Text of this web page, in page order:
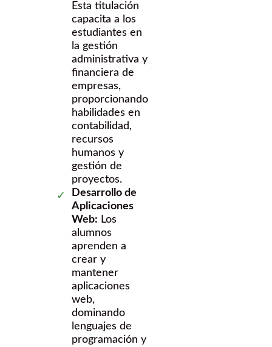
Esta titulación
capacita a los
estudiantes en
la gestión
administrativa y
financiera de
empresas,
proporcionando
habilidades en
contabilidad,
recursos
humanos y
gestión de
proyectos.
Desarrollo de
Aplicaciones
Web: Los
alumnos
aprenden a
crear y
mantener
aplicaciones
web,
dominando
lenguajes de
programación y